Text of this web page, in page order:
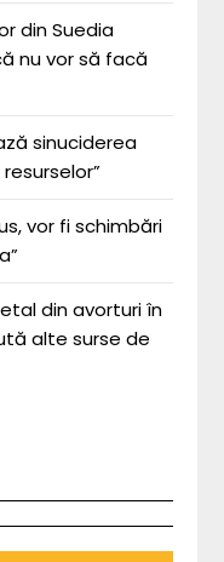
din Suedia
nu vor să facă
sinuciderea
vor fi schimbări
din avorturi în
alte surse de